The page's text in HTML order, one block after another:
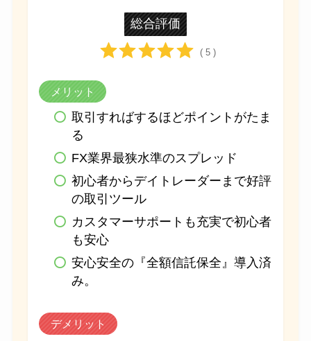
総合評価
( 5 )
メリット
取引すればするほどポイントがたま
る
FX業界最狭水準のスプレッド
初心者からデイトレーダーまで好評
の取引ツール
カスタマーサポートも充実で初心者
も安心
安心安全の『全額信託保全』導入済
み。
デメリット